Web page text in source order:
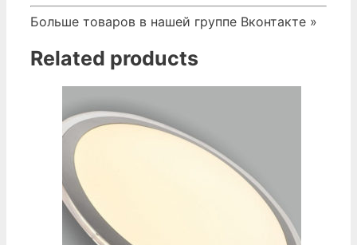
Больше товаров в нашей группе Вконтакте »
Related products